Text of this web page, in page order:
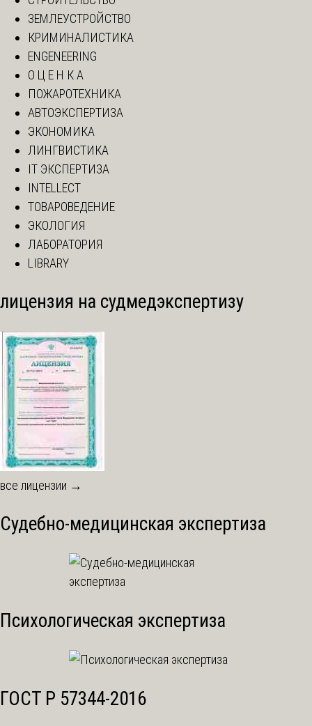
ЗЕМЛЕУСТРОЙСТВО
КРИМИНАЛИСТИКА
ENGENEERING
О Ц Е Н К А
ПОЖАРОТЕХНИКА
АВТОЭКСПЕРТИЗА
ЭКОНОМИКА
ЛИНГВИСТИКА
IT ЭКСПЕРТИЗА
INTELLECT
ТОВАРОВЕДЕНИЕ
ЭКОЛОГИЯ
ЛАБОРАТОРИЯ
LIBRARY
лицензия на судмедэкспертизу
все лицензии →
Судебно-медицинская экспертиза
Психологическая экспертиза
ГОСТ Р 57344-2016